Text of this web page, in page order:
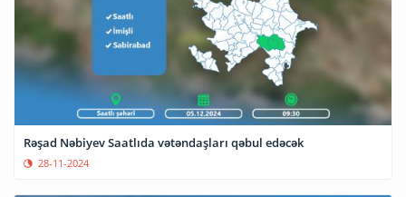
Rəşad Nəbiyev Saatlıda vətəndaşları qəbul edəcək
28-11-2024